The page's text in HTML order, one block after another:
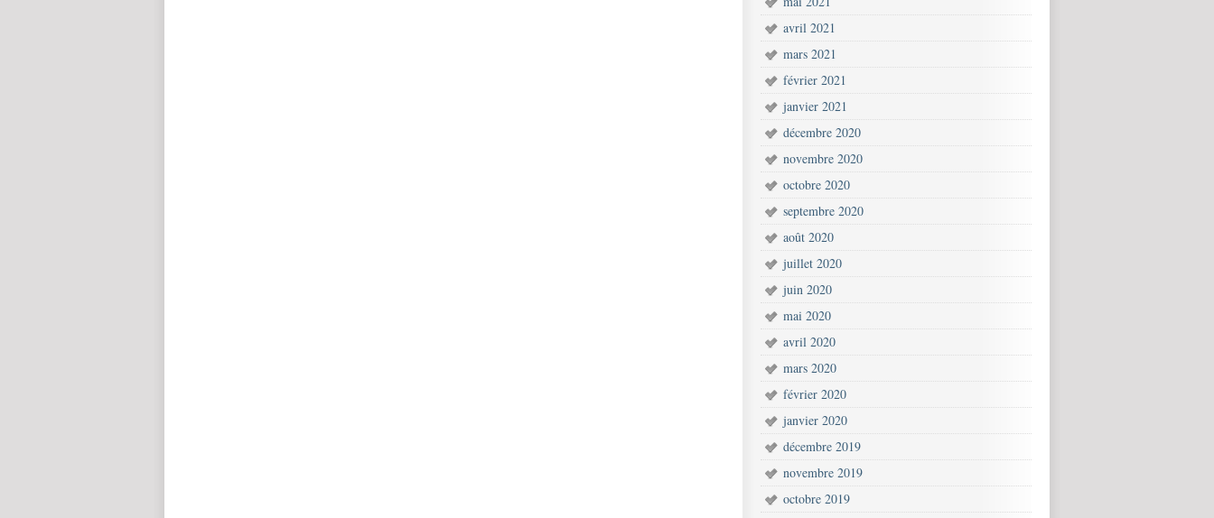
avril 2021
mars 2021
février 2021
janvier 2021
décembre 2020
novembre 2020
octobre 2020
septembre 2020
août 2020
juillet 2020
juin 2020
mai 2020
avril 2020
mars 2020
février 2020
janvier 2020
décembre 2019
novembre 2019
octobre 2019